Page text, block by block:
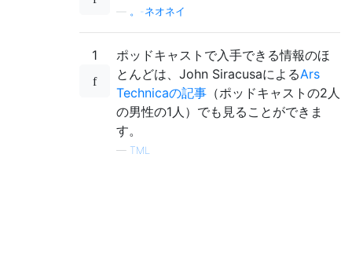
。-ネオネイ
1
ポッドキャストで入手できる情報のほ
とんどは、John SiracusaによるArs
Technicaの記事 （ポッドキャストの2人
の男性の1人）でも見ることができま
す。
— TML